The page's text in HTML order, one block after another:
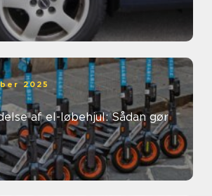
2025
af el-løbehjul: Sådan gør